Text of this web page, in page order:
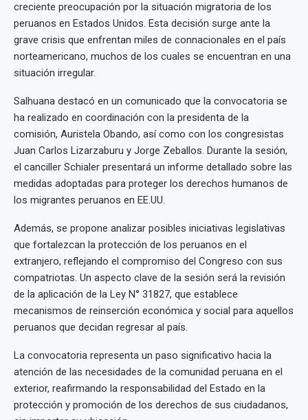
creciente preocupación por la situación migratoria de los
peruanos en Estados Unidos. Esta decisión surge ante la
grave crisis que enfrentan miles de connacionales en el país
norteamericano, muchos de los cuales se encuentran en una
situación irregular.
Salhuana destacó en un comunicado que la convocatoria se
ha realizado en coordinación con la presidenta de la
comisión, Auristela Obando, así como con los congresistas
Juan Carlos Lizarzaburu y Jorge Zeballos. Durante la sesión,
el canciller Schialer presentará un informe detallado sobre las
medidas adoptadas para proteger los derechos humanos de
los migrantes peruanos en EE.UU.
Además, se propone analizar posibles iniciativas legislativas
que fortalezcan la protección de los peruanos en el
extranjero, reflejando el compromiso del Congreso con sus
compatriotas. Un aspecto clave de la sesión será la revisión
de la aplicación de la Ley N° 31827, que establece
mecanismos de reinserción económica y social para aquellos
peruanos que decidan regresar al país.
La convocatoria representa un paso significativo hacia la
atención de las necesidades de la comunidad peruana en el
exterior, reafirmando la responsabilidad del Estado en la
protección y promoción de los derechos de sus ciudadanos,